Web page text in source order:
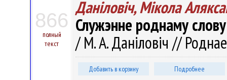
866
полный
текст
Даніловіч, Мікола
Служэнне роднаму
/ М. А. Даніловіч //
Добавить в корзину Подробнее